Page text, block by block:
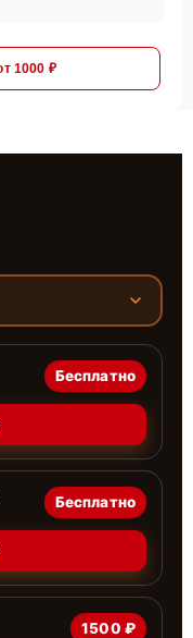
1000 ₽
Бесплатно
Бесплатно
1500 ₽